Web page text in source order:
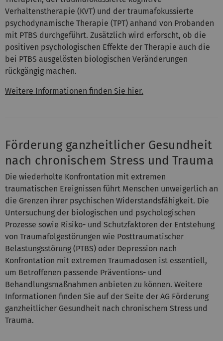
Verhaltenstherapie (KVT) und der traumafokussierte
psychodynamische Therapie (TPT) anhand von Probanden
mit PTBS durchgeführt. Zusätzlich wird erforscht, ob die
positiven psychologischen Effekte der Therapie auch die
bei PTBS ausgelösten biologischen Veränderungen
rückgängig machen.
Weitere Informationen finden Sie hier.
Förderung ganzheitlicher Gesundheit
nach chronischem Stress und Trauma
Die wiederholte Konfrontation mit extremen
traumatischen Ereignissen führt Menschen unweigerlich an
die Grenzen ihrer psychischen Widerstandsfähigkeit. Die
Untersuchung der biologischen und psychologischen
Prozesse sowie Risiko- und Schutzfaktoren der Entstehung
von Traumafolgestörungen wie Posttraumatischer
Belastungsstörung (PTBS) oder Depression nach
Konfrontation mit extremen Traumadosen ist essentiell,
um Betroffenen passende Präventions- und
Behandlungsmaßnahmen anbieten zu können. Weitere
Informationen finden Sie auf der Seite der AG Förderung
ganzheitlicher Gesundheit nach chronischem Stress und
Trauma.